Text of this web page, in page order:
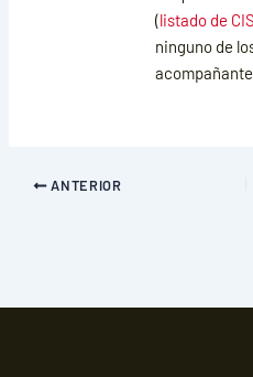
(listado de
ninguno de
ANTERIOR